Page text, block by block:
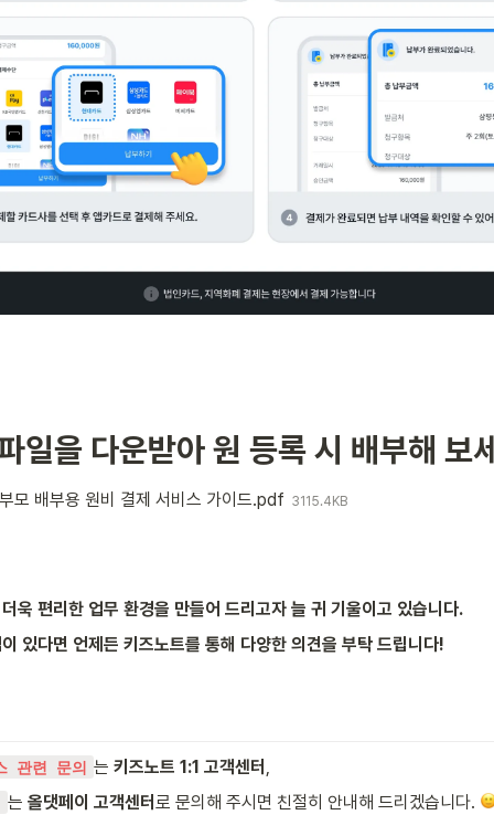
일을 다운받아 원 등록 시 배부해 보
모 배부용 원비 결제 서비스 가이드.pdf 3115.4KB
욱 편리한 업무 환경을 만들어 드리고자 늘 귀 기울이고 있습니다.
있다면 언제든 키즈노트를 통해 다양한 의견을 부탁 드립니다!
관련 문의 는 키즈노트 1:1 고객센터
는 올댓페이 고객센터 로 문의해 주시면 친절히 안내해 드리겠습니다.